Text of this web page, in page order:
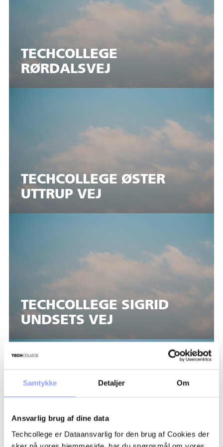
Samtykke Detaljer Om
Ansvarlig brug af dine data
Techcollege er Dataansvarlig for den brug af Cookies der
TECHCOLLEGE
RØRDALSVEJ
TECHCOLLEGE ØSTER
UTTRUP VEJ
TECHCOLLEGE SIGRID
UNDSETS VEJ